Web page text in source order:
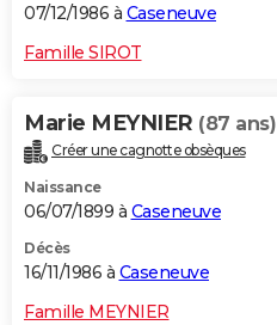
07/12/1986 à Caseneuve
Famille SIROT
Marie MEYNIER (87 ans)
Créer une cagnotte obsèques
Naissance
06/07/1899 à Caseneuve
Décès
16/11/1986 à Caseneuve
Famille MEYNIER